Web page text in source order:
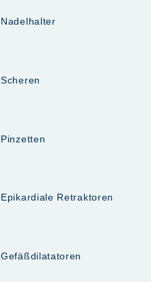
Nadelhalter
Scheren
Pinzetten
Epikardiale Retraktoren
Gefäßdilatatoren